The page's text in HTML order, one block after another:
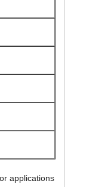
applications